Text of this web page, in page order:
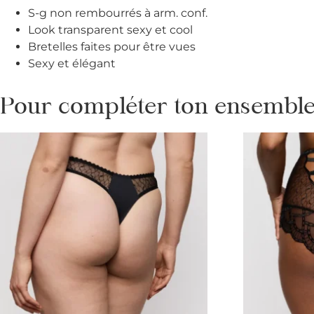
S-g non rembourrés à arm. conf.
Look transparent sexy et cool
Bretelles faites pour être vues
Sexy et élégant
Pour compléter ton